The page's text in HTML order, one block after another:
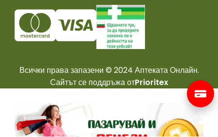
Всички права запазени © 2024 Аптеката Онлайн.
Сайтът се поддръжа отPrioritex